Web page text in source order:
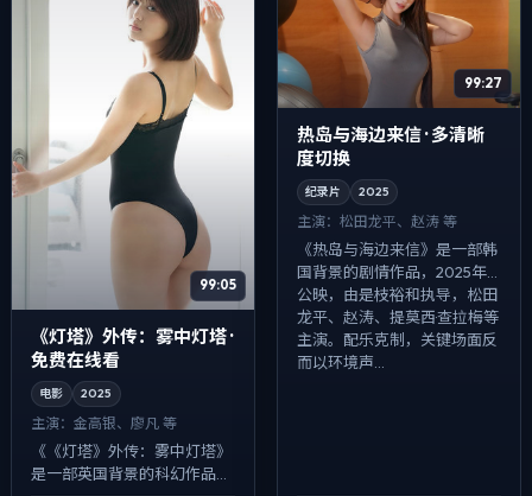
99:05
《灯塔》外传：雾中灯塔 ·
免费在线看
电影 2025
主演： 金高银、廖凡 等
《《灯塔》外传：雾中灯塔》
是一部英国背景的科幻作品，
99:27
热岛与海边来信 · 多清晰
度切换
纪录片 2025
主演： 松田龙平、赵涛 等
《热岛与海边来信》是一部韩
国背景的剧情作品，2025年
公映，由是枝裕和执导，松田
龙平、赵涛、提莫西·查拉梅等
主演。配乐克制，关键场面反
而以环境声...